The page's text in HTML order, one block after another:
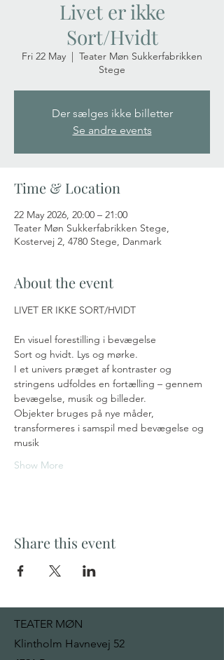
Livet er ikke
Sort/Hvidt
Fri 22 May
  |
Teater Møn Sukkerfabrikken
Stege
Der sælges ikke billetter
Se andre events
Time & Location
22 May 2026, 20:00 – 21:00
Teater Møn Sukkerfabrikken Stege,
Kostervej 2, 4780 Stege, Danmark
About the event
LIVET ER IKKE SORT/HVIDT
En visuel forestilling i bevægelse
Sort og hvidt. Lys og mørke.
I et univers præget af kontraster og
stringens udfoldes en fortælling – gennem
bevægelse, musik og billeder.
Objekter bruges på nye måder,
transformeres i samspil med bevægelse og
musik
Show More
Share this event
TEATER MØN
Klintholm Havnevej 52